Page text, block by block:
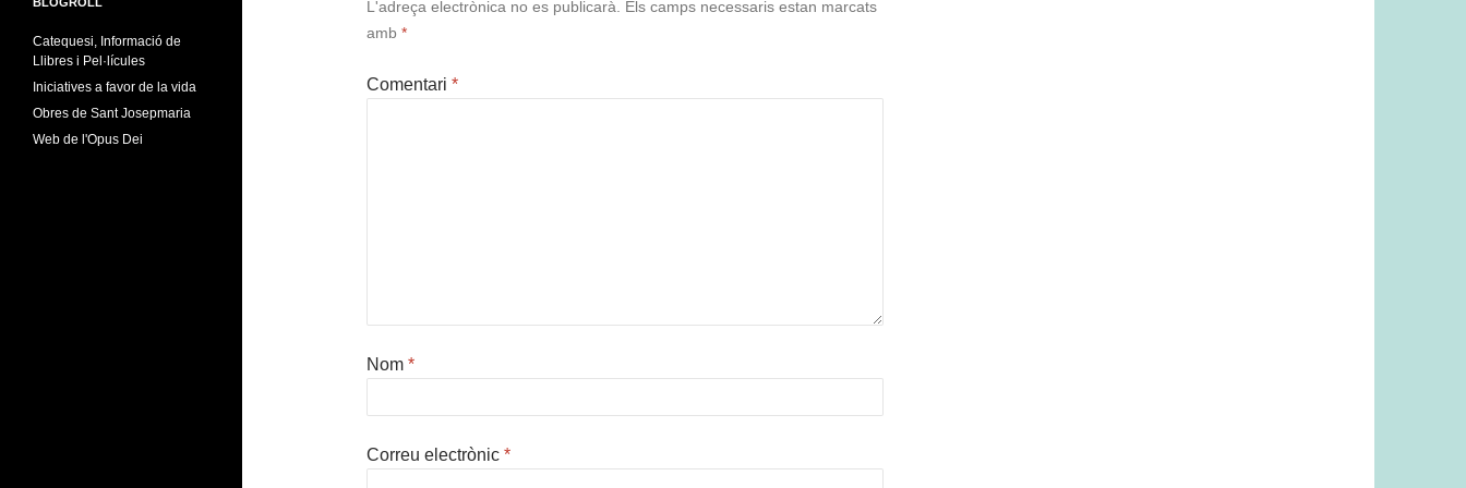
L'adreça electrònica no es publicarà.
Els camps necessaris estan marcats
amb *
Comentari *
Nom *
Correu electrònic *
Catequesi, Informació de
Llibres i Pel·lícules
Iniciatives a favor de la vida
Obres de Sant Josepmaria
Web de l'Opus Dei